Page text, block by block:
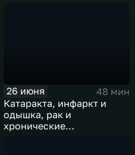
26 июня
48 мин
Катаракта, инфаркт и
одышка, рак и
хронические